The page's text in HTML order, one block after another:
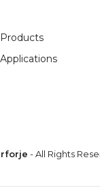
- All Rights